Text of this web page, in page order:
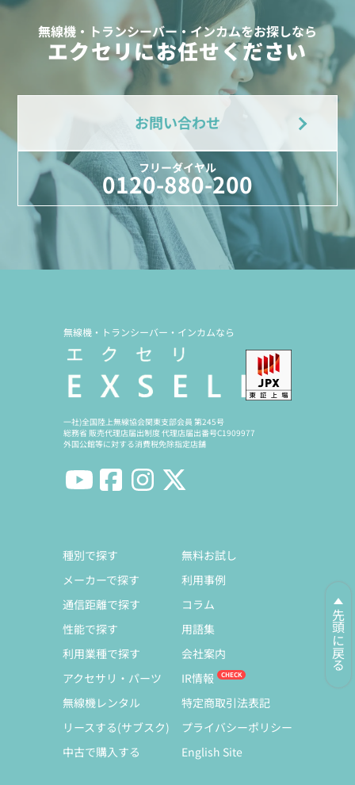
無線機・トランシーバー・インカムをお探しなら
エクセリにお任せください
お問い合わせ
フリーダイヤル
0120-880-200
先頭に戻る
無線機・トランシーバー・インカムなら
一社)全国陸上無線協会関東支部会員 第245号
総務省 販売代理店届出制度 代理店届出番号C1909977
外国公館等に対する消費税免除指定店舗
種別で探す
メーカーで探す
通信距離で探す
性能で探す
利用業種で探す
アクセサリ・パーツ
無線機レンタル
リースする(サブスク)
中古で購入する
無料お試し
利用事例
コラム
用語集
会社案内
IR情報
特定商取引法表記
プライバシーポリシー
English Site